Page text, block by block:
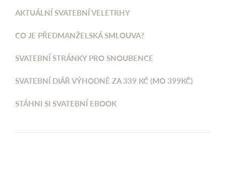
AKTUÁLNÍ SVATEBNÍ VELETRHY
CO JE PŘEDMANŽELSKÁ SMLOUVA?
SVATEBNÍ STRÁNKY PRO SNOUBENCE
SVATEBNÍ DIÁŘ VÝHODNĚ ZA 339 KČ (MO 399KČ)
STÁHNI SI SVATEBNÍ EBOOK